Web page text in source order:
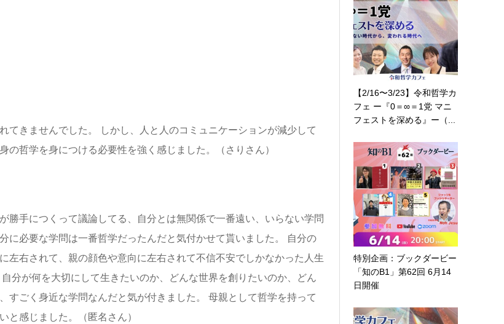
てきませんでした。 しかし、人と人のコミュニケーションが減少して
哲学を身につける必要性を強く感じました。（さりさん）
勝手につくって議論してる、自分とは無関係で一番遠い、いらない学問
に必要な学問は一番哲学だったんだと気付かせて貰いました。 自分の
左右されて、親の顔色や意向に左右されて不信不安でしかなかった人生
分が何を大切にして生きたいのか、どんな世界を創りたいのか、どん
すごく身近な学問なんだと気が付きました。 母親として哲学を持って
と感じました。（匿名さん）
【2/16〜3/23】令和哲学カ
フェ ー『0＝∞＝1党 マニ
フェストを深める』ー（...
特別企画：ブックダービー
「知のB1」第62回 6月14
日開催